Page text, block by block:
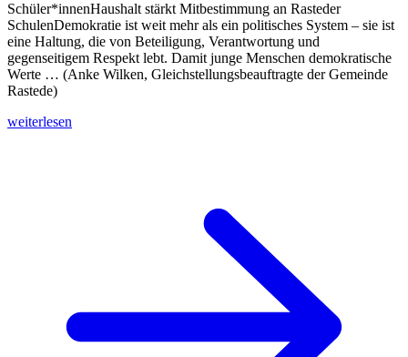
Schüler*innenHaushalt stärkt Mitbestimmung an Rasteder
SchulenDemokratie ist weit mehr als ein politisches System – sie ist
eine Haltung, die von Beteiligung, Verantwortung und
gegenseitigem Respekt lebt. Damit junge Menschen demokratische
Werte … (Anke Wilken, Gleichstellungsbeauftragte der Gemeinde
Rastede)
weiterlesen